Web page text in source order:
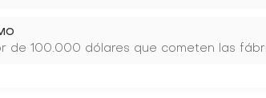
de 100.000 dólares que cometen las